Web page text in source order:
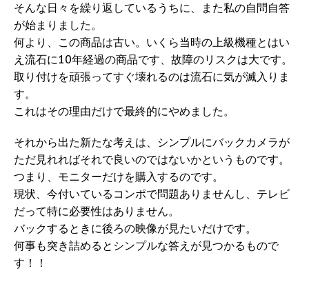
そんな日々を繰り返しているうちに、また私の自問自答
が始まりました。
何より、この商品は古い。いくら当時の上級機種とはい
え流石に10年経過の商品です、故障のリスクは大です。
取り付けを頑張ってすぐ壊れるのは流石に気が滅入りま
す。
これはその理由だけで最終的にやめました。
それから出た新たな考えは、シンプルにバックカメラが
ただ見れればそれで良いのではないかというものです。
つまり、モニターだけを購入するのです。
現状、今付いているコンポで問題ありませんし、テレビ
だって特に必要性はありません。
バックするときに後ろの映像が見たいだけです。
何事も突き詰めるとシンプルな答えが見つかるもので
す！！